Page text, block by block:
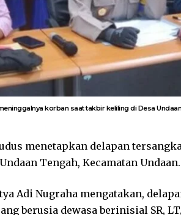
korban saat takbir keliling di Desa
menetapkan delapan
Tengah, Kecamatan Undaan.
Adi Nugraha mengatakan,
berusia dewasa berinisial SR,